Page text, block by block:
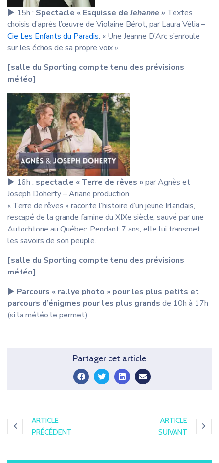
▶︎ 15h : Spectacle « Esquisse deJehanne » Textes
choisis d’après l’œuvre de Violaine Bérot, par Laura Vélia –
Cie Les Enfants du Paradis. « Une Jeanne D’Arc s’enroule
sur les échos de sa propre voix ».
[salle du Sporting compte tenu des prévisions
météo]
▶︎ 16h : spectacle « Terre de rêves »par Agnès et
Joseph Doherty – Ariane production
« Terre de rêves » raconte l’histoire d’un jeune Irlandais,
rescapé de la grande famine du XIXe siècle, sauvé par une
Autochtone au Québec. Pendant 7 ans, elle lui transmet
les savoirs de son peuple.
[salle du Sporting compte tenu des prévisions
météo]
▶︎ Parcours « rallye photo » pour les plus petits et
parcours d’énigmes pour les plus grands de 10h à 17h
(si la météo le permet).
Partager cet article
icon
ARTICLE
PRÉCÉDENT
ARTICLE
SUIVANT
icon